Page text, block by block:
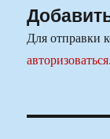
Для отправки
авторизоваться.